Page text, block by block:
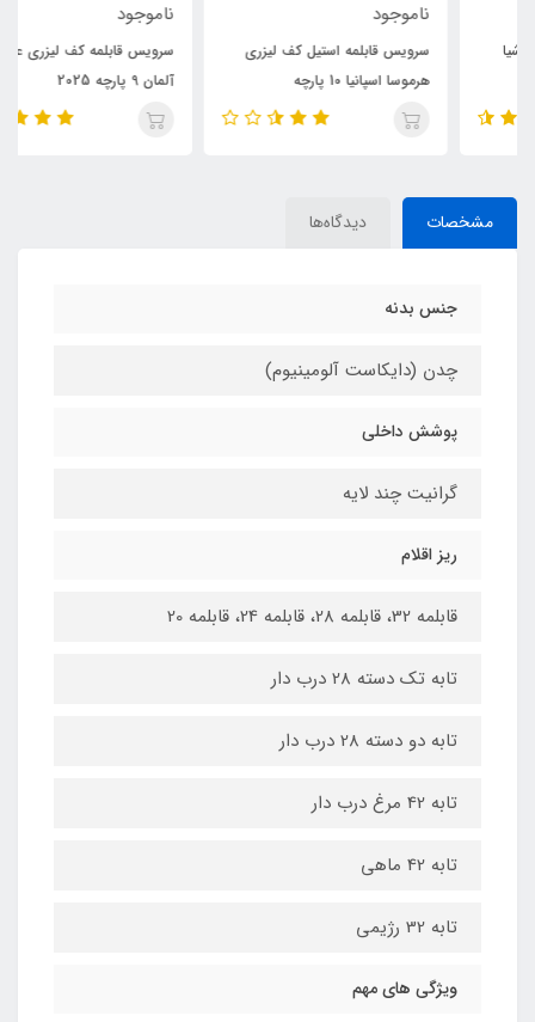
سرویس قابلمه استیل کف لیزری
هرموسا اسپانیا 10 پارچه
سرویس قابلمه کف لیزری عرشیا
مشخصات دیدگاه‌ها
جنس بدنه
چدن (دایکاست آلومینیوم)
پوشش داخلی
گرانیت چند لایه
ریز اقلام
قابلمه 32، قابلمه 28، قابلمه 24، قابلمه 20
تابه تک دسته 28 درب دار
تابه دو دسته 28 درب دار
تابه 42 مرغ درب دار
تابه 42 ماهی
تابه 32 رژیمی
ویژگی های مهم